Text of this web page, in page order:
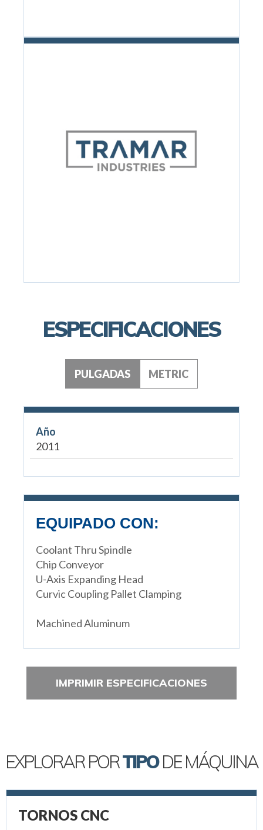
ESPECIFICACIONES
PULGADAS METRIC
Año
2011
EQUIPADO CON:
Coolant Thru Spindle
Chip Conveyor
U-Axis Expanding Head
Curvic Coupling Pallet Clamping
Machined Aluminum
IMPRIMIR ESPECIFICACIONES
EXPLORAR PORTIPODE MÁQUINA
TORNOS CNC